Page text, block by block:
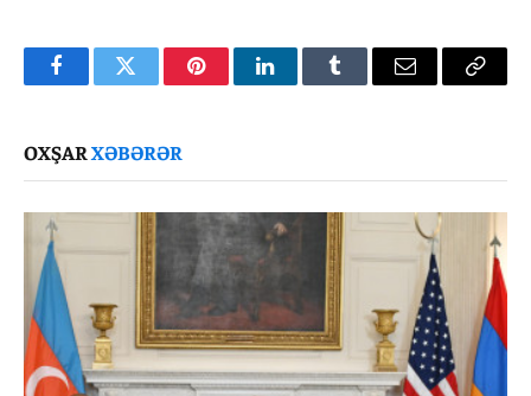
FacebookTwitter PinterestLinkedInTumblr Email
Copy
OXŞARXƏBƏRƏR